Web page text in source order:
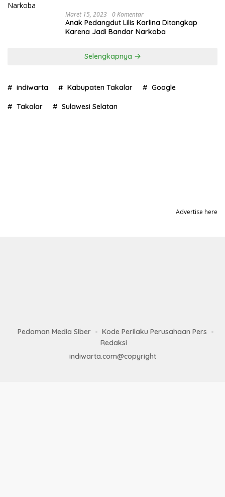
Maret 15, 2023 0 Komentar
Anak Pedangdut Lilis Karlina Ditangkap
Karena Jadi Bandar Narkoba
Selengkapnya
indiwarta Kabupaten Takalar Google
Takalar Sulawesi Selatan
Advertise here
Pedoman Media SIber
Kode Perilaku Perusahaan Pers
Redaksi
indiwarta.com@copyright